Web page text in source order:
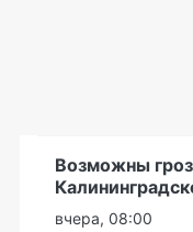
Возможны
вчера, 08:00